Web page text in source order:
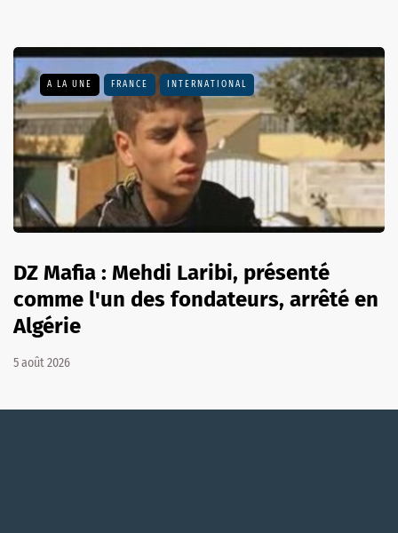
A LA UNE FRANCE INTERNATIONAL
DZ Mafia : Mehdi Laribi, présenté
comme l'un des fondateurs, arrêté en
Algérie
5 août 2026